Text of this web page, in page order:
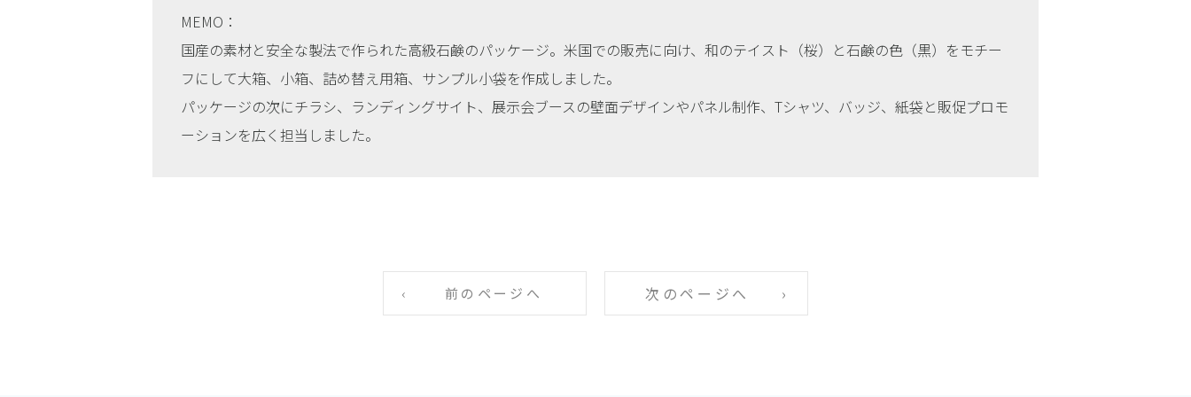
MEMO：
国産の素材と安全な製法で作られた高級石鹸のパッケージ。米国での販売に向け、和のテイスト（桜）と石鹸の色（黒）をモチー
フにして大箱、小箱、詰め替え用箱、サンプル小袋を作成しました。
パッケージの次にチラシ、ランディングサイト、展示会ブースの壁面デザインやパネル制作、Tシャツ、バッジ、紙袋と販促プロモ
ーションを広く担当しました。
次のページへ
前のページへ